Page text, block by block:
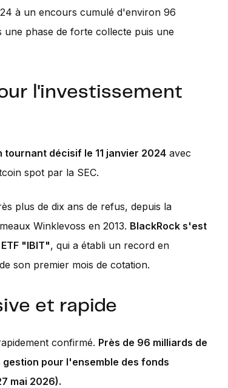
à un encours cumulé d'environ 96
une phase de forte collecte puis une
l'investissement
tournant décisif le 11 janvier 2024 avec
spot par la SEC.
plus de dix ans de refus, depuis la
Winklevoss en 2013. BlackRock s'est
"IBIT", qui a établi un record en
son premier mois de cotation.
et rapide
confirmé. Près de 96 milliards de
pour l'ensemble des fonds
mai 2026).